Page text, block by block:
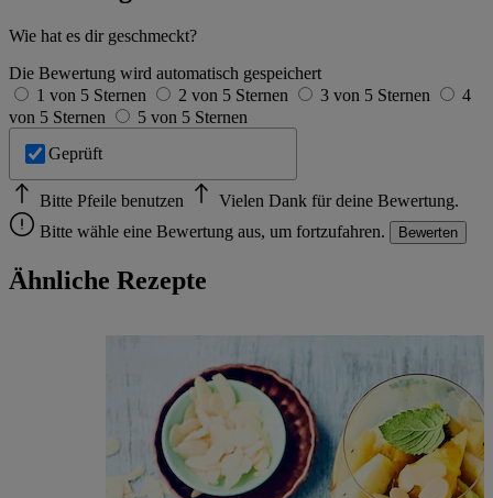
Wie hat es dir geschmeckt?
Die Bewertung wird automatisch gespeichert
1 von 5 Sternen
2 von 5 Sternen 3 von 5 Sternen
4
von 5 Sternen
5 von 5 Sternen
Geprüft
Bitte Pfeile benutzen
Vielen Dank für deine Bewertung.
Bitte wähle eine Bewertung aus, um fortzufahren.
Bewerten
Ähnliche Rezepte